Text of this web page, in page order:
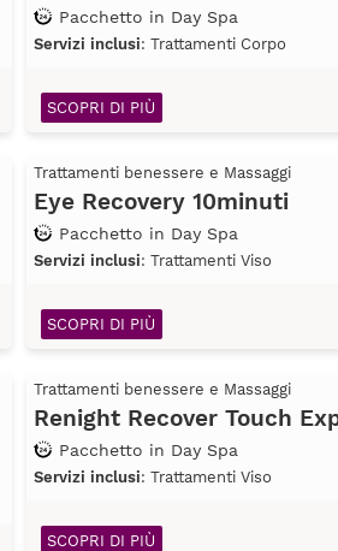
Pacchetto in Day Spa
Servizi inclusi: Trattamenti Corpo
SCOPRI DI PIÙ
Trattamenti benessere e Massaggi
Eye Recovery 10minuti
Pacchetto in Day Spa
Servizi inclusi: Trattamenti Viso
SCOPRI DI PIÙ
Trattamenti benessere e Massaggi
Renight Recover Touch
Pacchetto in Day Spa
Servizi inclusi: Trattamenti Viso
SCOPRI DI PIÙ